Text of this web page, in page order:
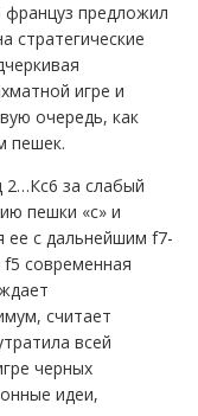
предложил
стратегические
игре и
очередь, как
пешек.
за слабый
пешки «c» и
ее с дальнейшим f7-
современная
считает
всей
черных
идеи,